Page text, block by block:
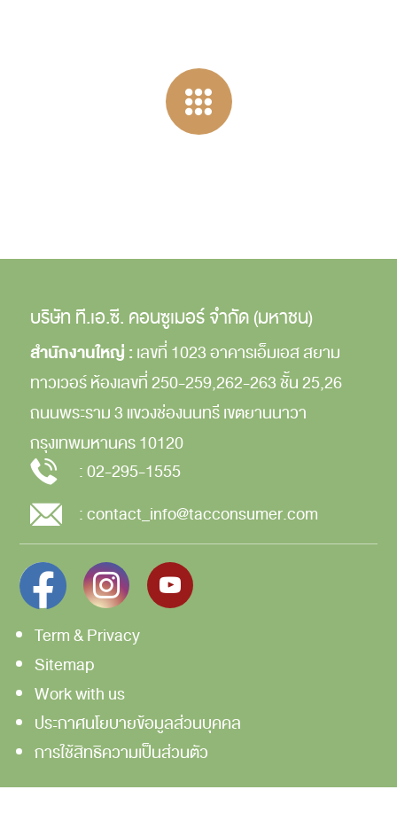
บริษัท ที.เอ.ซี. คอนซูเมอร์ จำกัด (มหาชน)
สำนักงานใหญ่ : เลขที่ 1023 อาคารเอ็มเอส สยาม
ทาวเวอร์ห้องเลขที่ 250-259,262-263ชั้น 25,26
ถนนพระราม 3 แขวงช่องนนทรีเขตยานนาวา
กรุงเทพมหานคร10120
:02-295-1555
:contact_info@tacconsumer.com
Term & Privacy
Sitemap
Work with us
ประกาศนโยบายข้อมูลส่วนบุคคล
การใช้สิทธิความเป็นส่วนตัว